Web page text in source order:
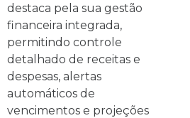
destaca pela sua gestão
financeira integrada,
permitindo controle
detalhado de receitas e
despesas, alertas
automáticos de
vencimentos e projeções